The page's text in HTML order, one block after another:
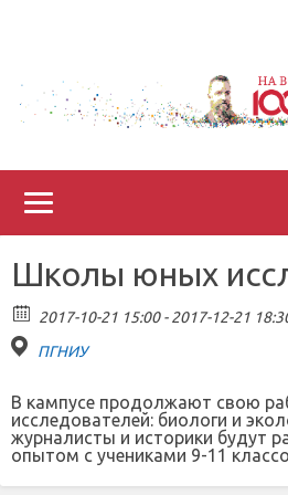
Школы юных
2017-10-21 15:00 - 2017-12-21
ПГНИУ
В кампусе продолжают свою
исследователей: биологи и
журналисты и историки будут
опытом с учениками 9-11